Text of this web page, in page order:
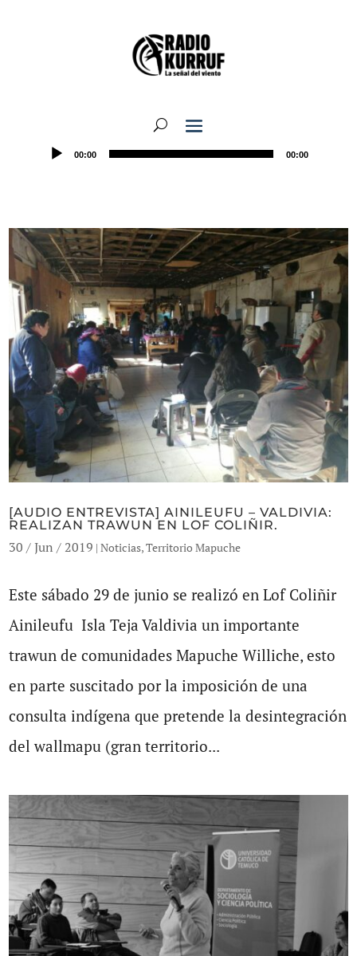
00:00 00:00
[AUDIO ENTREVISTA] AINILEUFU – VALDIVIA:
REALIZAN TRAWUN EN LOF COLIÑIR.
30 / Jun / 2019 |Noticias,Territorio Mapuche
Este sábado 29 de junio se realizó en Lof Coliñir
Ainileufu Isla Teja Valdivia un importante
trawun de comunidades Mapuche Williche, esto
en parte suscitado por la imposición de una
consulta indígena que pretende la desintegración
del wallmapu (gran territorio...